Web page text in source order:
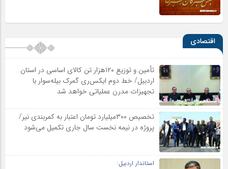
اقتصادی
تأمین و توزیع ۱۲۰هزار تن کالای اساسی در استان
اردبیل/ خط دوم ایکس‌ری گمرک بیله‌سوار با
تجهیزات مدرن عملیاتی خواهد شد
تخصیص ۳۰۰میلیارد تومان اعتبار به کمربندی نیر/
پروژه در نیمه نخست سال جاری تکمیل می‌شود
استاندار اردبیل: